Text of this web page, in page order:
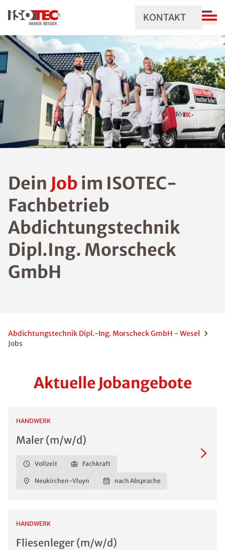
KONTAKT
Dein Job im ISOTEC-
Fachbetrieb
Abdichtungstechnik
Dipl.Ing. Morscheck
GmbH
Abdichtungstechnik Dipl.-Ing. Morscheck GmbH - Wesel
Jobs
Aktuelle Jobangebote
HANDWERK
Maler (m/w/d)
Vollzeit Fachkraft
Neukirchen-Vluyn nach Absprache
HANDWERK
Fliesenleger (m/w/d)